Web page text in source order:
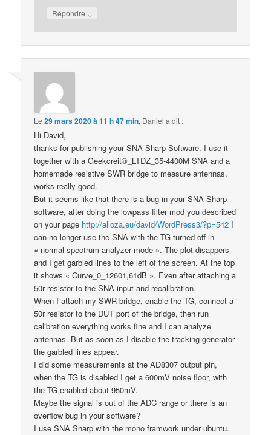
Répondre ↓
Le29 mars 2020 à 11 h 47 min, Daniel a dit :
Hi David,
thanks for publishing your SNA Sharp Software. I use it
together with a Geekcreit®_LTDZ_35-4400M SNA and a
homemade resistive SWR bridge to measure antennas,
works really good.
But it seems like that there is a bug in your SNA Sharp
software, after doing the lowpass filter mod you described
on your page http://alloza.eu/david/WordPress3/?p=542 I
can no longer use the SNA with the TG turned off in
« normal spectrum analyzer mode ». The plot disappers
and I get garbled lines to the left of the screen. At the top
it shows « Curve_0_12601,61dB ». Even after attaching a
50r resistor to the SNA input and recalibration.
When I attach my SWR bridge, enable the TG, connect a
50r resistor to the DUT port of the bridge, then run
calibration everything works fine and I can analyze
antennas. But as soon as I disable the tracking generator
the garbled lines appear.
I did some measurements at the AD8307 output pin,
when the TG is disabled I get a 600mV noise floor, with
the TG enabled about 950mV.
Maybe the signal is out of the ADC range or there is an
overflow bug in your software?
I use SNA Sharp with the mono framwork under ubuntu.